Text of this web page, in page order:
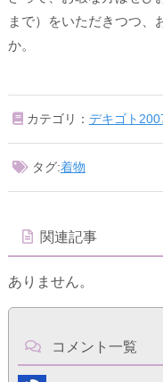
まで）をいただきつつ、
か。
カテゴリ： デキゴト
タグ:着物
関連記事
ありません。
コメント一覧